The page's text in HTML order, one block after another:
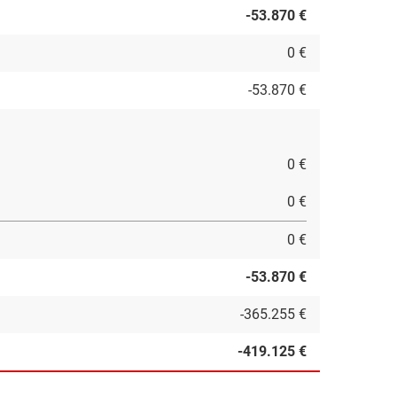
-53.870 €
0 €
-53.870 €
0 €
0 €
0 €
-53.870 €
-365.255 €
-419.125 €